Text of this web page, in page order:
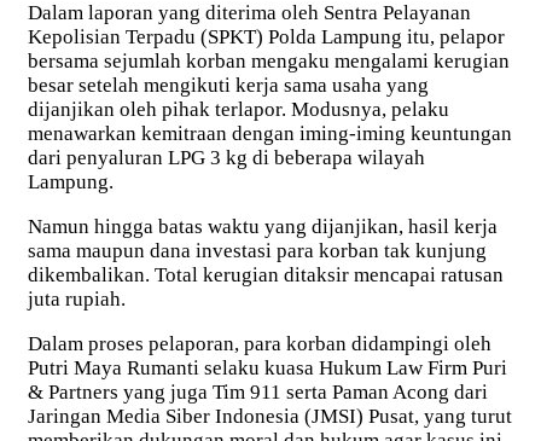
Dalam laporan yang diterima oleh Sentra Pelayanan
Kepolisian Terpadu (SPKT) Polda Lampung itu, pelapor
bersama sejumlah korban mengaku mengalami kerugian
besar setelah mengikuti kerja sama usaha yang
dijanjikan oleh pihak terlapor. Modusnya, pelaku
menawarkan kemitraan dengan iming-iming keuntungan
dari penyaluran LPG 3 kg di beberapa wilayah
Lampung.
Namun hingga batas waktu yang dijanjikan, hasil kerja
sama maupun dana investasi para korban tak kunjung
dikembalikan. Total kerugian ditaksir mencapai ratusan
juta rupiah.
Dalam proses pelaporan, para korban didampingi oleh
Putri Maya Rumanti selaku kuasa Hukum Law Firm Puri
& Partners yang juga Tim 911 serta Paman Acong dari
Jaringan Media Siber Indonesia (JMSI) Pusat, yang turut